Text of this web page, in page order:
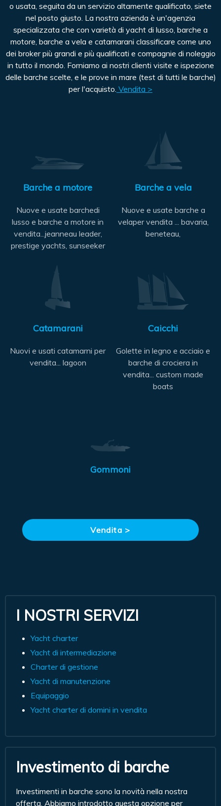
o usata, seguita da un servizio altamente qualificato, siete
nel posto giusto. La nostra azienda è un'agenzia
specializzata che con varietà di yacht di lusso, barche a
motore, barche a vela e catamarani classificare come uno
dei broker più grandi e più qualificati e compagnie di noleggio
in tutto il mondo. Forniamo ai nostri clienti visite e ispezione
delle barche scelte, e le prove in mare (test di tutti le barche)
per l'acquisto. Vendita >
Barche a motore
Nuove e usate barchedi
lusso e barche a motore in
vendita...jeanneau leader,
prestige yachts, sunseeker
Barche a vela
Nuove e usate barche a
velaper vendita ... bavaria,
beneteau,
Catamarani
Nuovi e usati catamarni per
vendita... lagoon
Caicchi
Golette in legno e acciaio e
barche di crociera in
vendita... custom made
boats
Gommoni
Vendita >
I NOSTRI SERVIZI
Yacht charter
Yacht di intermediazione
Charter di gestione
Yacht di manutenzione
Equipaggio
Yacht charter di domini in vendita
Investimento di barche
Investimenti in barche sono la novità nella nostra
offerta. Abbiamo introdotto questa opzione per